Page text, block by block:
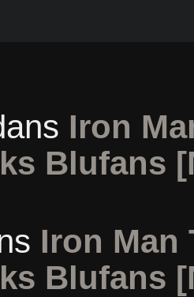
Iron
Blufans
Iron Man
Blufans